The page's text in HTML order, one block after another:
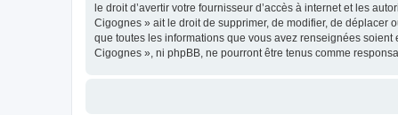
le droit d’avertir votre fournisseur d’accès à internet et les
Cigognes » ait le droit de supprimer, de modifier, de déplacer
que toutes les informations que vous avez renseignées
Cigognes », ni phpBB, ne pourront être tenus comme